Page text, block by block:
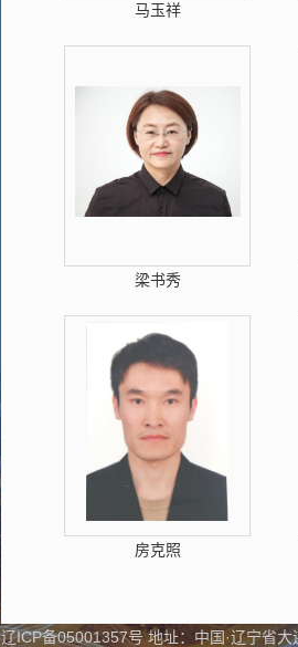
马玉祥
梁书秀
房克照
辽ICP备05001357号 地址：中国·辽宁省